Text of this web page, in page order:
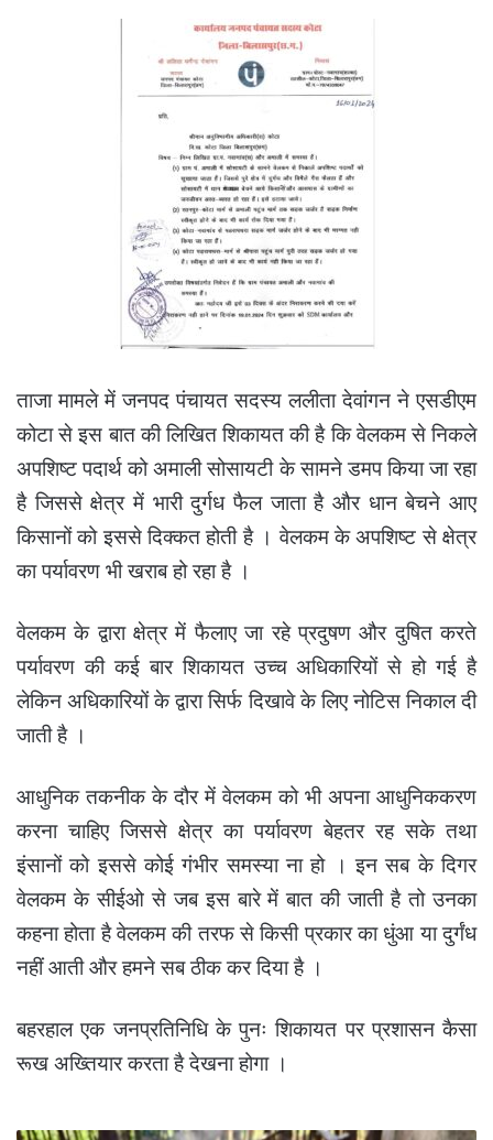
ताजा मामले में जनपद पंचायत सदस्य ललीता देवांगन ने एसडीएम
कोटा से इस बात की लिखित शिकायत की है कि वेलकम से निकले
अपशिष्ट पदार्थ को अमाली सोसायटी के सामने डमप किया जा रहा
है जिससे क्षेत्र में भारी दुर्गध फैल जाता है और धान बेचने आए
किसानों को इससे दिक्कत होती है । वेलकम के अपशिष्ट से क्षेत्र
का पर्यावरण भी खराब हो रहा है ।
वेलकम के द्वारा क्षेत्र में फैलाए जा रहे प्रदुषण और दुषित करते
पर्यावरण की कई बार शिकायत उच्च अधिकारियों से हो गई है
लेकिन अधिकारियों के द्वारा सिर्फ दिखावे के लिए नोटिस निकाल दी
जाती है ।
आधुनिक तकनीक के दौर में वेलकम को भी अपना आधुनिककरण
करना चाहिए जिससे क्षेत्र का पर्यावरण बेहतर रह सके तथा
इंसानों को इससे कोई गंभीर समस्या ना हो । इन सब के दिगर
वेलकम के सीईओ से जब इस बारे में बात की जाती है तो उनका
कहना होता है वेलकम की तरफ से किसी प्रकार का धुंआ या दुर्गंध
नहीं आती और हमने सब ठीक कर दिया है ।
बहरहाल एक जनप्रतिनिधि के पुनः शिकायत पर प्रशासन कैसा
रूख अख्तियार करता है देखना होगा ।